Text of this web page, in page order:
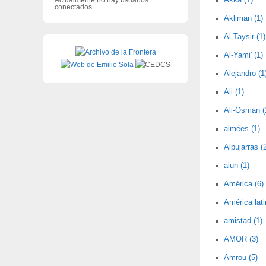
Akliman (1)
Al-Taysir (1)
Al-Yami' (1)
Alejandro
Ali (1)
Ali-Osmán
almées (1)
Alpujarras
alun (1)
América (6)
América
amistad (1)
AMOR (3)
Amrou (5)
conectados